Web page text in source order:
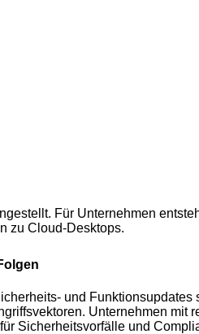
Für Unternehmen
zu Cloud-Desktops.
und
Unternehmen
Sicherheitsvorfälle und